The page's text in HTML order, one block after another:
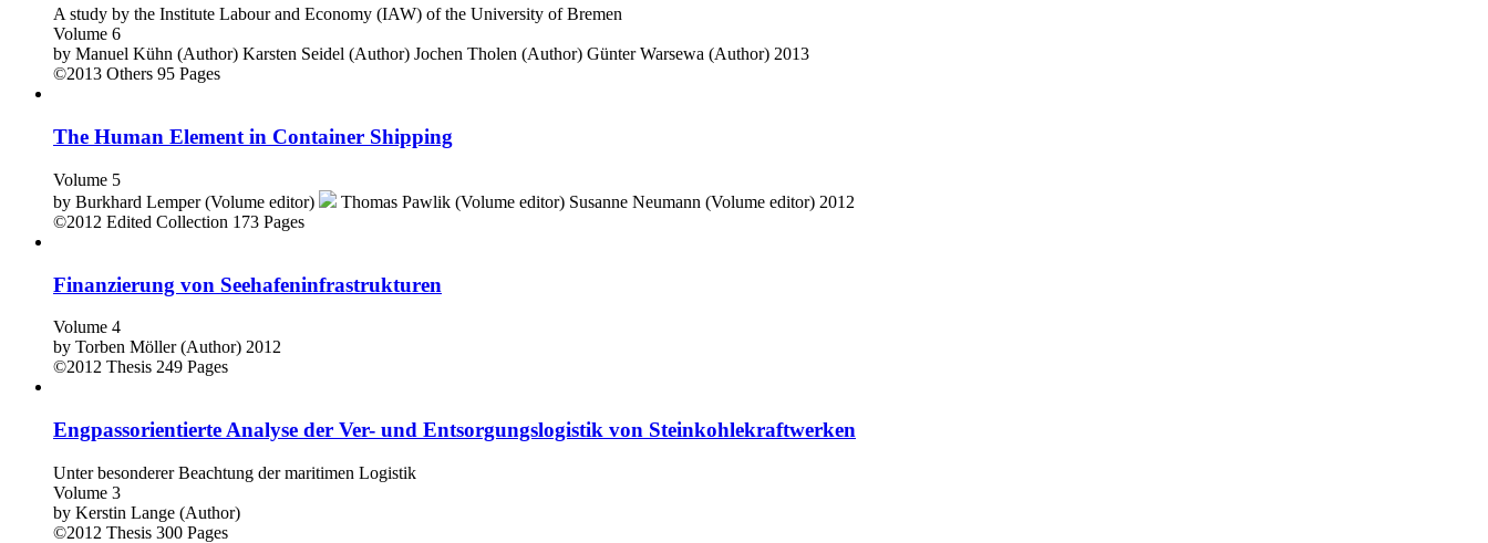
A study by the Institute Labour and Economy (IAW) of the University of Bremen
Volume 6
by Manuel Kühn (Author) Karsten Seidel (Author) Jochen Tholen (Author) Günter Warsewa (Author) 2013
©2013 Others 95 Pages
The Human Element in Container Shipping
Volume 5
by Burkhard Lemper (Volume editor) Thomas Pawlik (Volume editor) Susanne Neumann (Volume editor) 2012
©2012 Edited Collection 173 Pages
Finanzierung von Seehafeninfrastrukturen
Volume 4
by Torben Möller (Author) 2012
©2012 Thesis 249 Pages
Engpassorientierte Analyse der Ver- und Entsorgungslogistik von Steinkohlekraftwerken
Unter besonderer Beachtung der maritimen Logistik
Volume 3
by Kerstin Lange (Author)
©2012 Thesis 300 Pages